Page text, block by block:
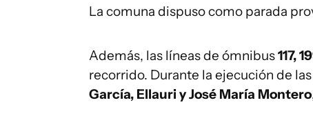
La comuna dispuso como parada
Además, las líneas de ómnibus117,
recorrido. Durante la ejecución de
García, Ellauri y José María Montero